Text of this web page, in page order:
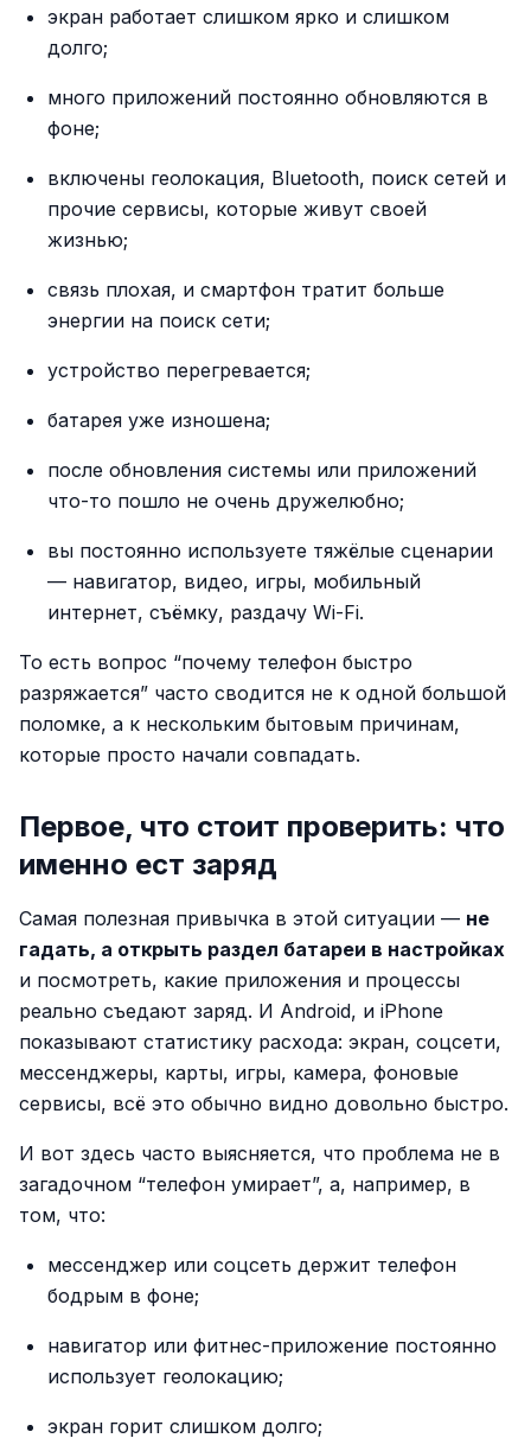
экран работает слишком ярко и слишком
долго;
много приложений постоянно обновляются в
фоне;
включены геолокация, Bluetooth, поиск сетей и
прочие сервисы, которые живут своей
жизнью;
связь плохая, и смартфон тратит больше
энергии на поиск сети;
устройство перегревается;
батарея уже изношена;
после обновления системы или приложений
что-то пошло не очень дружелюбно;
вы постоянно используете тяжёлые сценарии
— навигатор, видео, игры, мобильный
интернет, съёмку, раздачу Wi-Fi.
То есть вопрос “почему телефон быстро
разряжается” часто сводится не к одной большой
поломке, а к нескольким бытовым причинам,
которые просто начали совпадать.
Первое, что стоит проверить: что
именно ест заряд
Самая полезная привычка в этой ситуации — не
гадать, а открыть раздел батареи в настройках
и посмотреть, какие приложения и процессы
реально съедают заряд. И Android, и iPhone
показывают статистику расхода: экран, соцсети,
мессенджеры, карты, игры, камера, фоновые
сервисы, всё это обычно видно довольно быстро.
И вот здесь часто выясняется, что проблема не в
загадочном “телефон умирает”, а, например, в
том, что:
мессенджер или соцсеть держит телефон
бодрым в фоне;
навигатор или фитнес-приложение постоянно
использует геолокацию;
экран горит слишком долго;